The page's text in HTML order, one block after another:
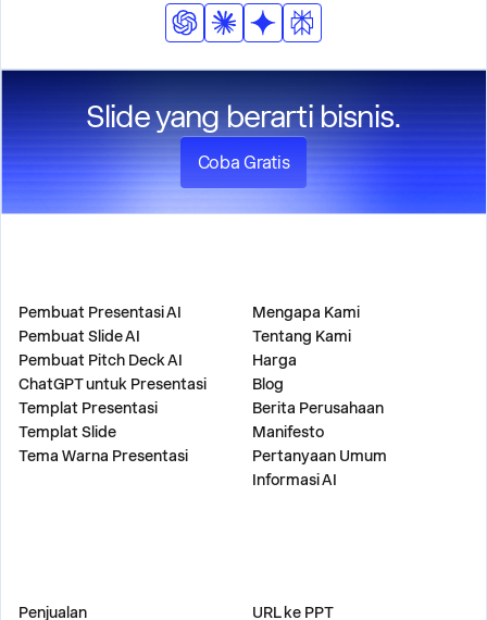
Slide yang berarti bisnis.
Coba Gratis
Pembuat Presentasi AI
Pembuat Slide AI
Pembuat Pitch Deck AI
ChatGPT untuk Presentasi
Templat Presentasi
Templat Slide
Tema Warna Presentasi
Mengapa Kami
Tentang Kami
Harga
Blog
Berita Perusahaan
Manifesto
Pertanyaan Umum
Informasi AI
Penjualan URL ke PPT